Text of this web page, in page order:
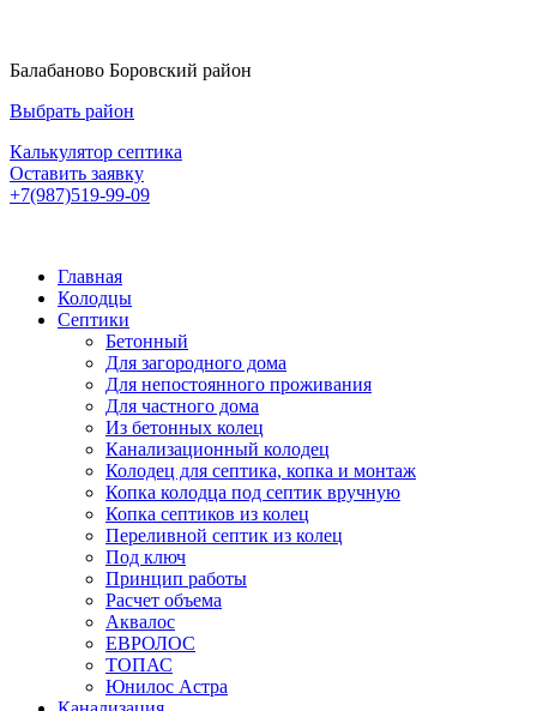
Балабаново Боровский район
Выбрать район
Калькулятор септика
Оставить заявку
+7(987)519-99-09
Главная
Колодцы
Септики
Бетонный
Для загородного дома
Для непостоянного проживания
Для частного дома
Из бетонных колец
Канализационный колодец
Колодец для септика, копка и монтаж
Копка колодца под септик вручную
Копка септиков из колец
Переливной септик из колец
Под ключ
Принцип работы
Расчет объема
Аквалос
ЕВРОЛОС
ТОПАС
Юнилос Астра